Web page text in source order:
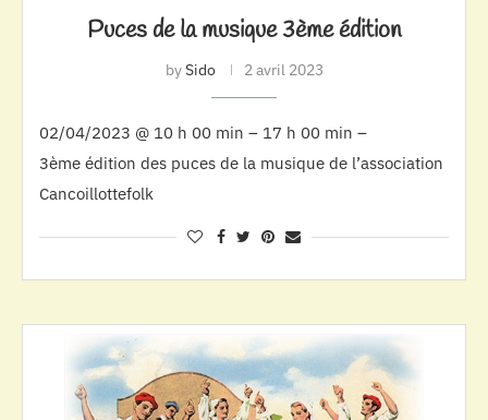
Puces de la musique 3ème édition
bySido 2 avril 2023
02/04/2023 @ 10 h 00 min – 17 h 00 min –
3ème édition des puces de la musique de l’association
Cancoillottefolk